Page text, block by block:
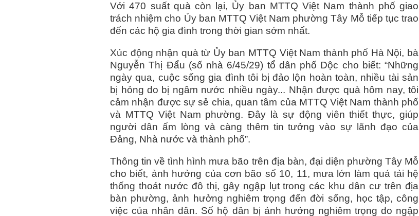
Với 470 suất quà còn lại, Ủy ban MTTQ Việt Nam thành phố giao
trách nhiệm cho Ủy ban MTTQ Việt Nam phường Tây Mỗ tiếp tục trao
đến các hộ gia đình trong thời gian sớm nhất.
Xúc động nhận quà từ Ủy ban MTTQ Việt Nam thành phố Hà Nội, bà
Nguyễn Thị Đẩu (số nhà 6/45/29) tổ dân phố Dộc cho biết: “Những
ngày qua, cuộc sống gia đình tôi bị đảo lộn hoàn toàn, nhiều tài sản
bị hỏng do bị ngâm nước nhiều ngày... Nhận được quà hôm nay, tôi
cảm nhận được sự sẻ chia, quan tâm của MTTQ Việt Nam thành phố
và MTTQ Việt Nam phường. Đây là sự động viên thiết thực, giúp
người dân ấm lòng và càng thêm tin tưởng vào sự lãnh đạo của
Đảng, Nhà nước và thành phố”.
Thông tin về tình hình mưa bão trên địa bàn, đại diện phường Tây Mỗ
cho biết, ảnh hưởng của cơn bão số 10, 11, mưa lớn làm quá tải hệ
thống thoát nước đô thị, gây ngập lụt trong các khu dân cư trên địa
bàn phường, ảnh hưởng nghiêm trọng đến đời sống, học tập, công
việc của nhân dân. Số hộ dân bị ảnh hưởng nghiêm trọng do ngập